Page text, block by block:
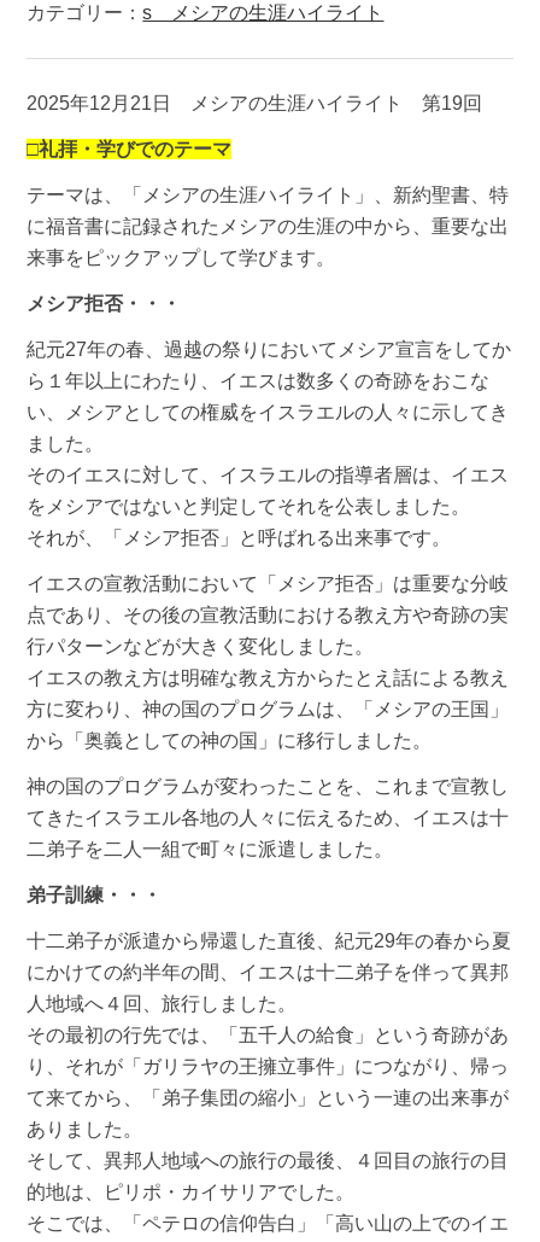
カテゴリー：s メシアの生涯ハイライト
2025年12月21日 メシアの生涯ハイライト 第19回
□礼拝・学びでのテーマ
テーマは、「メシアの生涯ハイライト」、新約聖書、特
に福音書に記録されたメシアの生涯の中から、重要な出
来事をピックアップして学びます。
メシア拒否・・・
紀元27年の春、過越の祭りにおいてメシア宣言をしてか
ら１年以上にわたり、イエスは数多くの奇跡をおこな
い、メシアとしての権威をイスラエルの人々に示してき
ました。
そのイエスに対して、イスラエルの指導者層は、イエス
をメシアではないと判定してそれを公表しました。
それが、「メシア拒否」と呼ばれる出来事です。
イエスの宣教活動において「メシア拒否」は重要な分岐
点であり、その後の宣教活動における教え方や奇跡の実
行パターンなどが大きく変化しました。
イエスの教え方は明確な教え方からたとえ話による教え
方に変わり、神の国のプログラムは、「メシアの王国」
から「奥義としての神の国」に移行しました。
神の国のプログラムが変わったことを、これまで宣教し
てきたイスラエル各地の人々に伝えるため、イエスは十
二弟子を二人一組で町々に派遣しました。
弟子訓練・・・
十二弟子が派遣から帰還した直後、紀元29年の春から夏
にかけての約半年の間、イエスは十二弟子を伴って異邦
人地域へ４回、旅行しました。
その最初の行先では、「五千人の給食」という奇跡があ
り、それが「ガリラヤの王擁立事件」につながり、帰っ
て来てから、「弟子集団の縮小」という一連の出来事が
ありました。
そして、異邦人地域への旅行の最後、４回目の旅行の目
的地は、ピリポ・カイサリアでした。
そこでは、「ペテロの信仰告白」「高い山の上でのイエ